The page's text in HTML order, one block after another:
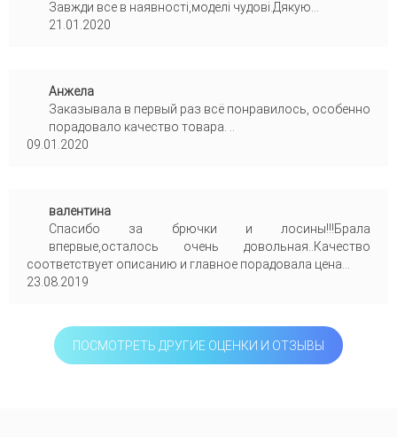
Завжди все в наявності,моделі чудові.Дякую...
21.01.2020
Анжела
Заказывала в первый раз всё понравилось, особенно
порадовало качество товара. ..
09.01.2020
валентина
Спасибо за брючки и лосины!!!Брала
впервые,осталось очень довольная..Качество
соответствует описанию и главное порадовала цена...
23.08.2019
ПОСМОТРЕТЬ ДРУГИЕ ОЦЕНКИ И ОТЗЫВЫ